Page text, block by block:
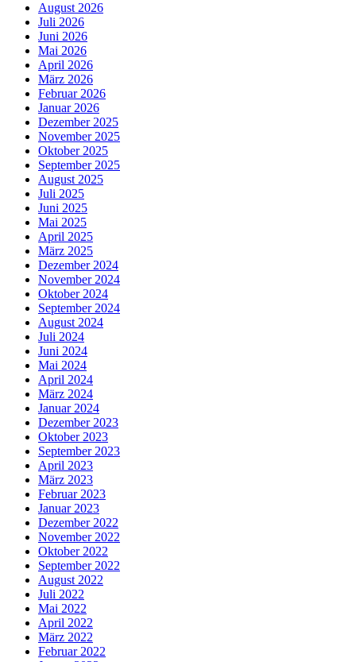
August 2026
Juli 2026
Juni 2026
Mai 2026
April 2026
März 2026
Februar 2026
Januar 2026
Dezember 2025
November 2025
Oktober 2025
September 2025
August 2025
Juli 2025
Juni 2025
Mai 2025
April 2025
März 2025
Dezember 2024
November 2024
Oktober 2024
September 2024
August 2024
Juli 2024
Juni 2024
Mai 2024
April 2024
März 2024
Januar 2024
Dezember 2023
Oktober 2023
September 2023
April 2023
März 2023
Februar 2023
Januar 2023
Dezember 2022
November 2022
Oktober 2022
September 2022
August 2022
Juli 2022
Mai 2022
April 2022
März 2022
Februar 2022